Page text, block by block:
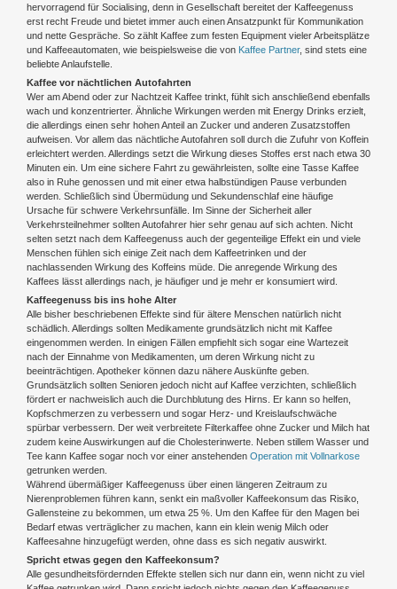
hervorragend für Socialising, denn in Gesellschaft bereitet der Kaffeegenuss
erst recht Freude und bietet immer auch einen Ansatzpunkt für Kommunikation
und nette Gespräche. So zählt Kaffee zum festen Equipment vieler Arbeitsplätze
und Kaffeeautomaten, wie beispielsweise die von Kaffee Partner, sind stets eine
beliebte Anlaufstelle.
Kaffee vor nächtlichen Autofahrten
Wer am Abend oder zur Nachtzeit Kaffee trinkt, fühlt sich anschließend ebenfalls
wach und konzentrierter. Ähnliche Wirkungen werden mit Energy Drinks erzielt,
die allerdings einen sehr hohen Anteil an Zucker und anderen Zusatzstoffen
aufweisen. Vor allem das nächtliche Autofahren soll durch die Zufuhr von Koffein
erleichtert werden. Allerdings setzt die Wirkung dieses Stoffes erst nach etwa 30
Minuten ein. Um eine sichere Fahrt zu gewährleisten, sollte eine Tasse Kaffee
also in Ruhe genossen und mit einer etwa halbstündigen Pause verbunden
werden. Schließlich sind Übermüdung und Sekundenschlaf eine häufige
Ursache für schwere Verkehrsunfälle. Im Sinne der Sicherheit aller
Verkehrsteilnehmer sollten Autofahrer hier sehr genau auf sich achten. Nicht
selten setzt nach dem Kaffeegenuss auch der gegenteilige Effekt ein und viele
Menschen fühlen sich einige Zeit nach dem Kaffeetrinken und der
nachlassenden Wirkung des Koffeins müde. Die anregende Wirkung des
Kaffees lässt allerdings nach, je häufiger und je mehr er konsumiert wird.
Kaffeegenuss bis ins hohe Alter
Alle bisher beschriebenen Effekte sind für ältere Menschen natürlich nicht
schädlich. Allerdings sollten Medikamente grundsätzlich nicht mit Kaffee
eingenommen werden. In einigen Fällen empfiehlt sich sogar eine Wartezeit
nach der Einnahme von Medikamenten, um deren Wirkung nicht zu
beeinträchtigen. Apotheker können dazu nähere Auskünfte geben.
Grundsätzlich sollten Senioren jedoch nicht auf Kaffee verzichten, schließlich
fördert er nachweislich auch die Durchblutung des Hirns. Er kann so helfen,
Kopfschmerzen zu verbessern und sogar Herz- und Kreislaufschwäche
spürbar verbessern. Der weit verbreitete Filterkaffee ohne Zucker und Milch hat
zudem keine Auswirkungen auf die Cholesterinwerte. Neben stillem Wasser und
Tee kann Kaffee sogar noch vor einer anstehenden Operation mit Vollnarkose
getrunken werden.
Während übermäßiger Kaffeegenuss über einen längeren Zeitraum zu
Nierenproblemen führen kann, senkt ein maßvoller Kaffeekonsum das Risiko,
Gallensteine zu bekommen, um etwa 25 %. Um den Kaffee für den Magen bei
Bedarf etwas verträglicher zu machen, kann ein klein wenig Milch oder
Kaffeesahne hinzugefügt werden, ohne dass es sich negativ auswirkt.
Spricht etwas gegen den Kaffeekonsum?
Alle gesundheitsfördernden Effekte stellen sich nur dann ein, wenn nicht zu viel